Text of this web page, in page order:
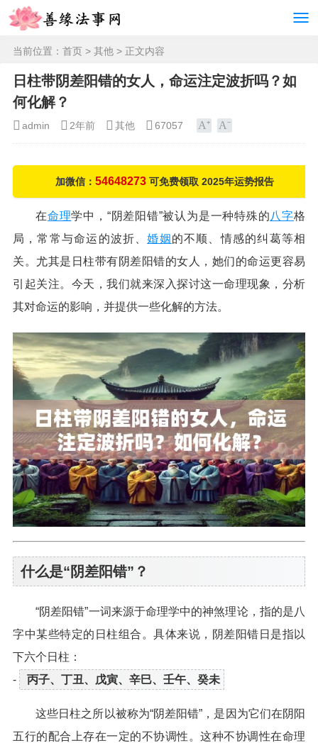
当前位置： 首页 > 其他 > 正文内容
日柱带阴差阳错的女人，命运注定波折吗？如
何化解？
admin 2年前 其他 67057
加微信： 54648273 可免费领取 2025年运势报告
在命理学中，“阴差阳错”被认为是一种特殊的八字格
局，常常与命运的波折、婚姻的不顺、情感的纠葛等相
关。尤其是日柱带有阴差阳错的女人，她们的命运更容易
引起关注。今天，我们就来深入探讨这一命理现象，分析
其对命运的影响，并提供一些化解的方法。
什么是“阴差阳错”？
“阴差阳错”一词来源于命理学中的神煞理论，指的是八
字中某些特定的日柱组合。具体来说，阴差阳错日是指以
下六个日柱：
-
丙子、丁丑、戊寅、辛巳、壬午、癸未
这些日柱之所以被称为“阴差阳错”，是因为它们在阴阳
五行的配合上存在一定的不协调性。这种不协调性在命理